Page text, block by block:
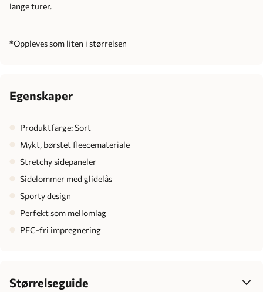
lange turer.
*Oppleves som liten i størrelsen
Egenskaper
Produktfarge: Sort
Mykt, børstet fleecemateriale
Stretchy sidepaneler
Sidelommer med glidelås
Sporty design
Perfekt som mellomlag
PFC-fri impregnering
Størrelseguide